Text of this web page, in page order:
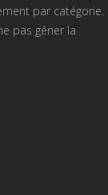
par catégorie.
pas gêner la